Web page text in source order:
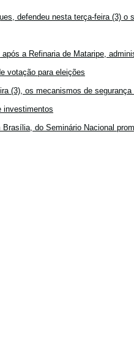
defendeu nesta terça-feira (3) o
a Refinaria de Mataripe,
votação para eleições
(3), os mecanismos de
investimentos
do Seminário Nacional